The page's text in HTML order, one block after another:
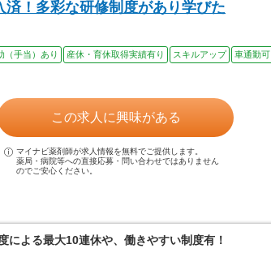
済！多彩な研修制度があり学びた
（手当）あり 産休・育休取得実績有り スキルアップ
車通勤可
この求人に興味がある
マイナビ薬剤師が求人情報を無料でご提供します。
薬局・病院等への直接応募・問い合わせではありません
のでご安心ください。
よる最大10連休や、働きやすい制度有！